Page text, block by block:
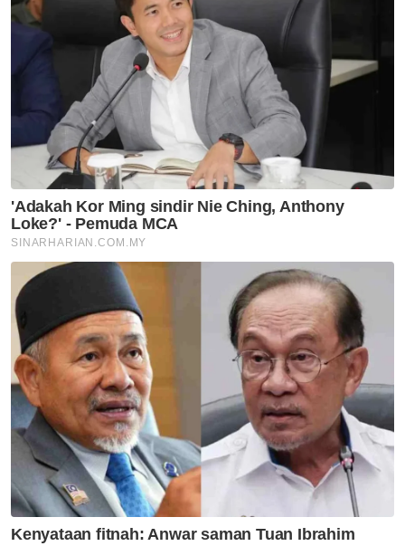
Semasa
Budak lelaki dikhuatiri lemas
jatuh sungai
Semasa
Kenyataan fitnah: Anwar
saman Tuan Ibrahim
Semasa
Ibu maut selepas jemput anak
dari sekolah